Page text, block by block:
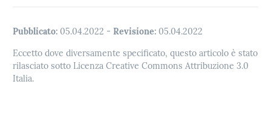
Pubblicato: 05.04.2022 - Revisione: 05.04.2022
Eccetto dove diversamente specificato, questo articolo è stato
rilasciato sotto Licenza Creative Commons Attribuzione 3.0
Italia.